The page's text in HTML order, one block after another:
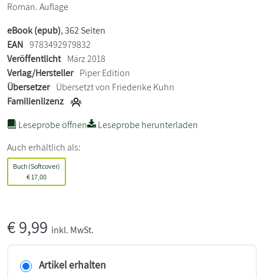
Roman. Auflage
eBook (epub), 362 Seiten
EAN 9783492979832
Veröffentlicht März 2018
Verlag/Hersteller Piper Edition
Übersetzer Übersetzt von Friederike Kuhn
Familienlizenz
Leseprobe öffnen
Leseprobe herunterladen
Auch erhältlich als:
Buch (Softcover)
€17,00
€9,99 inkl. MwSt.
Artikel erhalten